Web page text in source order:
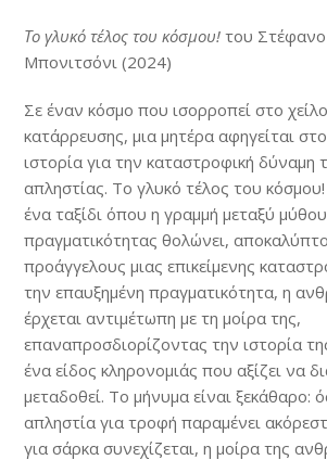
Το γλυκό τέλος του κόσμου! του
Μπονιτσόνι (2024)
Σε έναν κόσμο που ισορροπεί στο
κατάρρευσης, μια μητέρα αφηγείται
ιστορία για την καταστροφική δύναμη
απληστίας. Το γλυκό τέλος του
ένα ταξίδι όπου η γραμμή μεταξύ μύθου
πραγματικότητας θολώνει,
προάγγελους μιας επικείμενης
την επαυξημένη πραγματικότητα, η
έρχεται αντιμέτωπη με τη μοίρα της,
επαναπροσδιορίζοντας την ιστορία
ένα είδος κληρονομιάς που αξίζει να
μεταδοθεί. Το μήνυμα είναι ξεκάθαρο:
απληστία για τροφή παραμένει
για σάρκα συνεχίζεται, η μοίρα της